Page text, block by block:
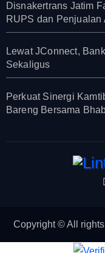
Disnakertrans Jatim
RUPS dan Penjualan
Lewat JConnect,
Sekaligus
Perkuat Sinergi
Bareng Bersama
Copyright © All